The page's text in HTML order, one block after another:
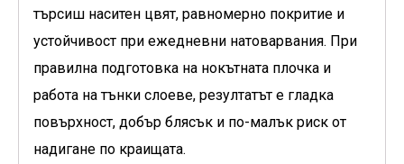
търсиш наситен цвят, равномерно покритие и
устойчивост при ежедневни натоварвания. При
правилна подготовка на нокътната плочка и
работа на тънки слоеве, резултатът е гладка
повърхност, добър блясък и по-малък риск от
надигане по краищата.